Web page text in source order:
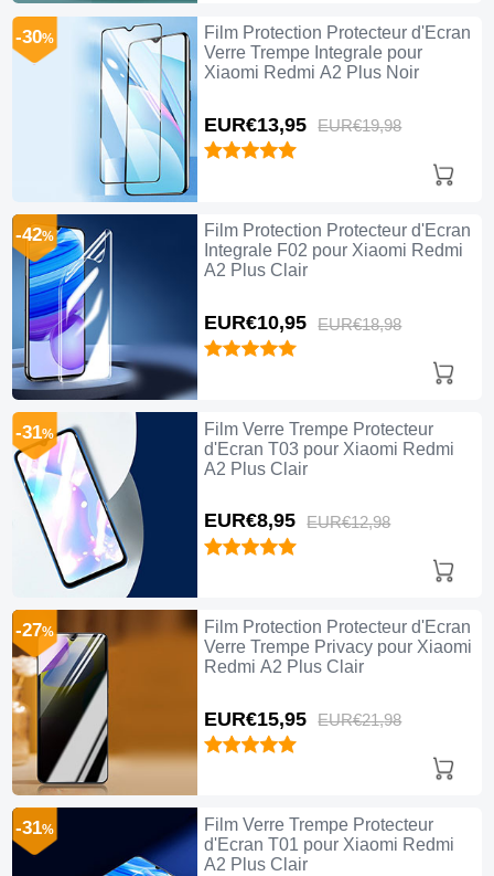
Film Protection Protecteur d'Ecran
Verre Trempe Integrale pour
Xiaomi Redmi A2 Plus Noir
EUR€13,95 EUR€19,98
-30%
Film Protection Protecteur d'Ecran
Integrale F02 pour Xiaomi Redmi
A2 Plus Clair
EUR€10,95 EUR€18,98
-42%
Film Verre Trempe Protecteur
d'Ecran T03 pour Xiaomi Redmi
A2 Plus Clair
EUR€8,95 EUR€12,98
-31%
Film Protection Protecteur d'Ecran
Verre Trempe Privacy pour Xiaomi
Redmi A2 Plus Clair
EUR€15,95 EUR€21,98
-27%
Film Verre Trempe Protecteur
d'Ecran T01 pour Xiaomi Redmi
A2 Plus Clair
-31%